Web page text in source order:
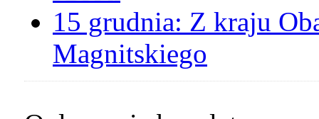
15 grudnia: Z kraju
Magnitskiego